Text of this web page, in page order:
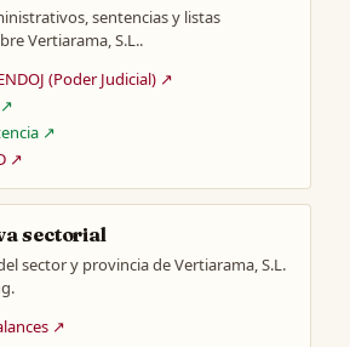
sentencias y listas
Vertiarama, S.L..
(Poder Judicial) ↗
↗
↗
sectorial
sector y provincia de Vertiarama, S.L.
↗